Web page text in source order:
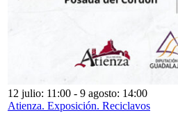
12 julio: 11:00 - 9 agosto: 14:00
Atienza. Exposición. Reciclavos